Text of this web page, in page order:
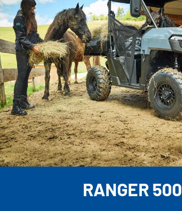
RANGER 500